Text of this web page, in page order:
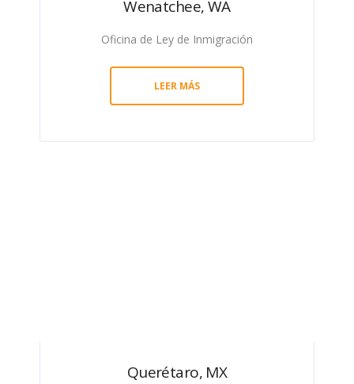
Wenatchee, WA
Oficina de Ley de Inmigración
LEER MÁS
Querétaro, MX